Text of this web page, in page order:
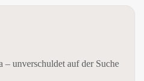
– unverschuldet auf der Suche